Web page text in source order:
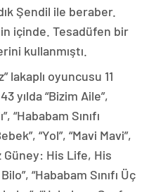
Şendil ile beraber.
içinde. Tesadüfen bir
kullanmıştı.
lakaplı oyuncusu 11
yılda “Bizim Aile”,
“Hababam Sınıfı
“Yol”, “Mavi Mavi”,
Güney: His Life, His
“Hababam Sınıfı Üç